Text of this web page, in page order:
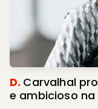
D. Carvalhal
e ambicioso